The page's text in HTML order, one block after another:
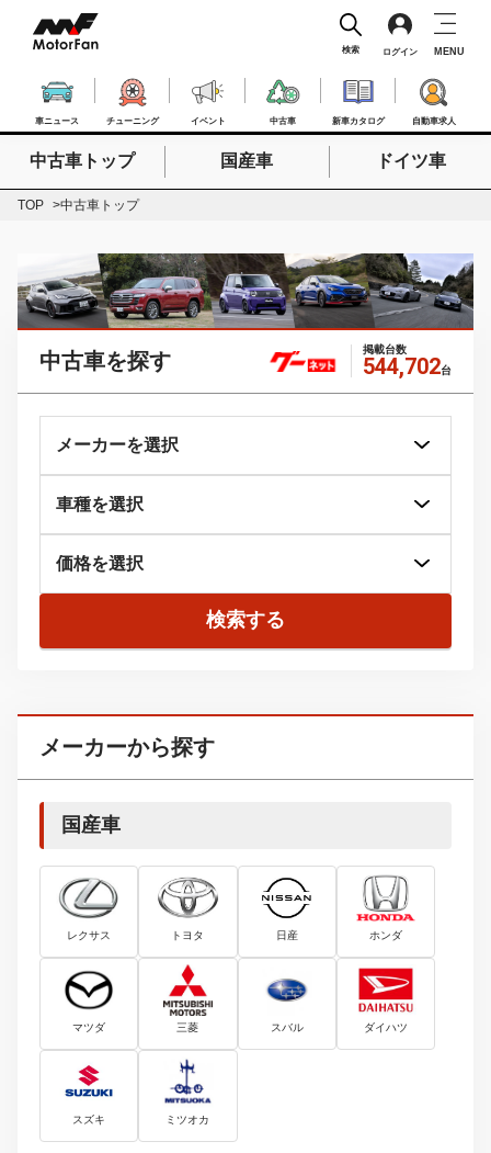
車ニュース チューニング イベント 中古車 新車カタログ 自動車求人
検索 ログイン MENU
検索したいキーワードを入力
中古車トップ 国産車 ドイツ車
TOP 中古車トップ
中古車を探す 掲載台数
544,702台
検索する
メーカーから探す
国産車
レクサス トヨタ 日産 ホンダ
マツダ 三菱 スバル ダイハツ
スズキ ミツオカ